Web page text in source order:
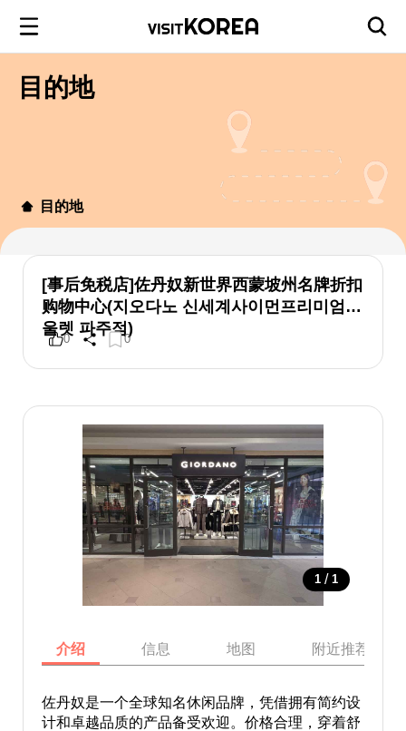
目的地
目的地
[事后免税店]佐丹奴新世界西蒙坡州名牌折扣
购物中心(지오다노 신세계사이먼프리미엄아
울렛 파주점)
0 0
1 / 1
介绍 信息 地图 附近推荐景点
佐丹奴是一个全球知名休闲品牌，凭借拥有简约设
计和卓越品质的产品备受欢迎。价格合理，穿着舒